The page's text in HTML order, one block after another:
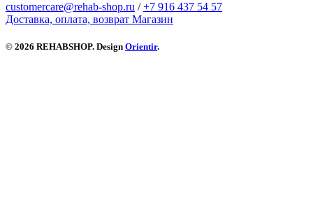
customercare@rehab-shop.ru / +7 916 437 54 57
Доставка, оплата, возврат Магазин
© 2026 REHABSHOP. Design Orientir.